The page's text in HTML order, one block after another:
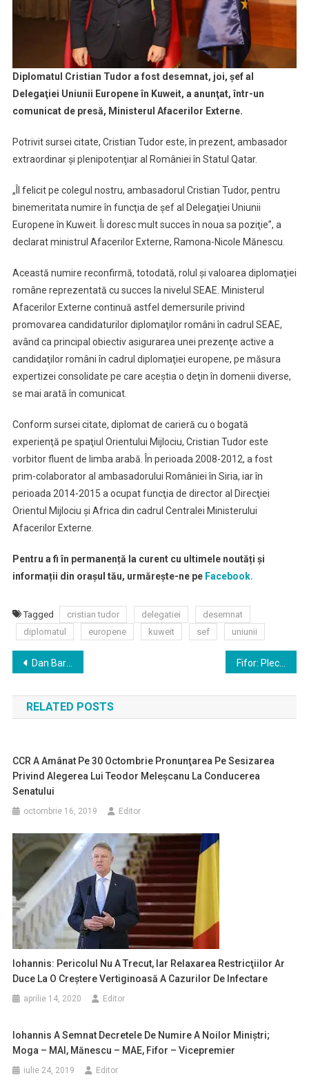
Diplomatul Cristian Tudor a fost desemnat, joi, şef al
Delegaţiei Uniunii Europene în Kuweit, a anunţat, într-un
comunicat de presă, Ministerul Afacerilor Externe.
Potrivit sursei citate, Cristian Tudor este, în prezent, ambasador
extraordinar şi plenipotenţiar al României în Statul Qatar.
„Îl felicit pe colegul nostru, ambasadorul Cristian Tudor, pentru
binemeritata numire în funcţia de şef al Delegaţiei Uniunii
Europene în Kuweit. Îi doresc mult succes în noua sa poziţie”, a
declarat ministrul Afacerilor Externe, Ramona-Nicole Mănescu.
Această numire reconfirmă, totodată, rolul şi valoarea diplomaţiei
române reprezentată cu succes la nivelul SEAE. Ministerul
Afacerilor Externe continuă astfel demersurile privind
promovarea candidaturilor diplomaţilor români în cadrul SEAE,
având ca principal obiectiv asigurarea unei prezenţe active a
candidaţilor români în cadrul diplomaţiei europene, pe măsura
expertizei consolidate pe care aceştia o deţin în domenii diverse,
se mai arată în comunicat.
Conform sursei citate, diplomat de carieră cu o bogată
experienţă pe spaţiul Orientului Mijlociu, Cristian Tudor este
vorbitor fluent de limba arabă. În perioada 2008-2012, a fost
prim-colaborator al ambasadorului României în Siria, iar în
perioada 2014-2015 a ocupat funcţia de director al Direcţiei
Orientul Mijlociu şi Africa din cadrul Centralei Ministerului
Afacerilor Externe.
Pentru a fi în permanență la curent cu ultimele noutăți și
informații din orașul tău, urmărește-ne peFacebook.
Tagged cristian tudor delegatiei
desemnat
diplomatul
europene kuweit sef uniunii
Navigare
în
articole
Dan Barna, ales preşedintele USR pentru un nou mandat
RELATED POSTS
CCR A Amânat Pe 30 Octombrie Pronunţarea Pe Sesizarea
Privind Alegerea Lui Teodor Meleşcanu La Conducerea
Senatului
octombrie 16, 2019 Editor
Iohannis: Pericolul Nu A Trecut, Iar Relaxarea Restricţiilor Ar
Duce La O Creştere Vertiginoasă A Cazurilor De Infectare
aprilie 14, 2020 Editor
Iohannis A Semnat Decretele De Numire A Noilor Miniştri;
Moga – MAI, Mănescu – MAE, Fifor – Vicepremier
iulie 24, 2019 Editor